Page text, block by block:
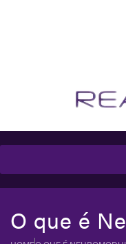
O que é